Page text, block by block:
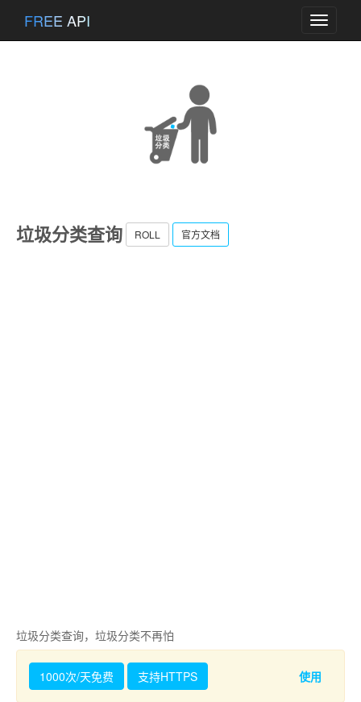
Toggle
FREE API
垃圾分类查询 ROLL 官方文档
垃圾分类查询，垃圾分类不再怕
1000次/天免费 支持HTTPS 使用